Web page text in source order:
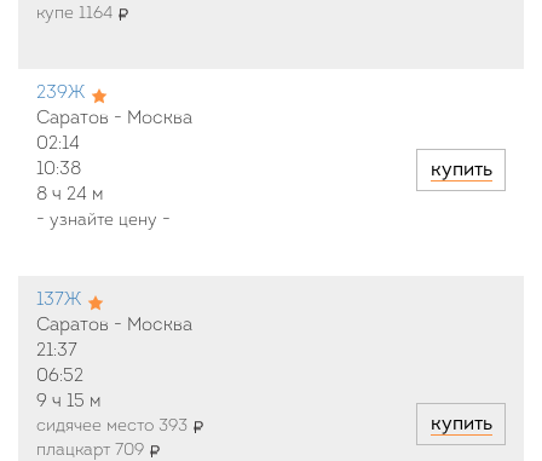
купе 1164
239Ж
Саратов - Москва
02:14
10:38
8 ч 24 м
- узнайте цену -
купить
137Ж
Саратов - Москва
21:37
06:52
9 ч 15 м
сидячее место 393
плацкарт 709
купить